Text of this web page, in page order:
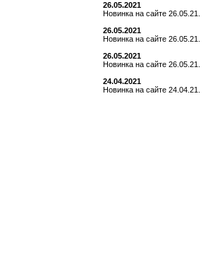
26.05.2021
Новинка на сайте 26.05.21.
26.05.2021
Новинка на сайте 26.05.21.
26.05.2021
Новинка на сайте 26.05.21.
24.04.2021
Новинка на сайте 24.04.21.